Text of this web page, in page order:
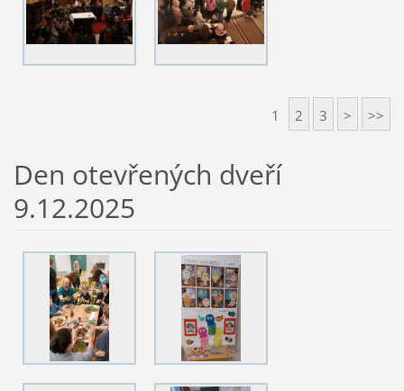
1 2 3 > >>
Den otevřených dveří
9.12.2025